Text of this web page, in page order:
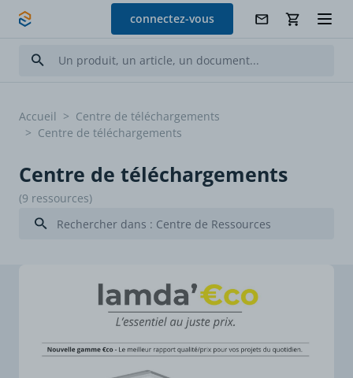
Allez au contenu
connectez-vous
Accueil > Centre de téléchargements
> Centre de téléchargements
Centre de téléchargements
(9 ressources)